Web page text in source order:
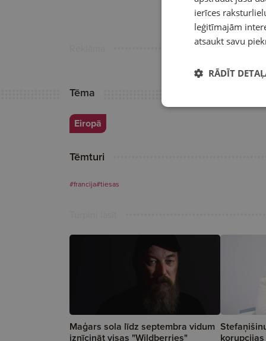
Tēma
Eiropā
Tēmturi
#francija#tiesas
Maģars sola līdz septembra vidum
iznīcināt visas "Wildberries"
ierīces
leģitīmajām
atsaukt savu
RĀDĪT